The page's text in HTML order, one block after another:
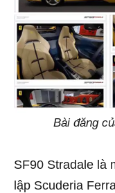
Bài đăng
SF90 Stradale là
lập Scuderia